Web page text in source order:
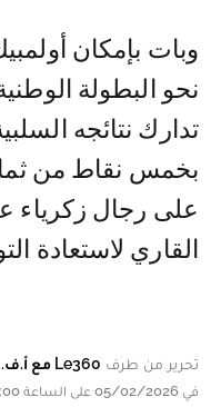
وبات بإمكان
نحو البطولة
تدارك نتائجه
بخمس نقاط من
على رجال زكرياء
القاري لاستعادة
تحرير من طرف Le360 مع أ.ف.ب
في 05/02/2026 على الساعة 13:00